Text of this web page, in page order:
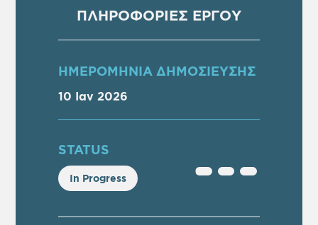
ΠΛΗΡΟΦΟΡΙΕΣ ΕΡΓΟΥ
ΗΜΕΡΟΜΗΝΙΑ ΔΗΜΟΣΙΕΥΣΗΣ
10 Ιαν 2026
STATUS
In Progress